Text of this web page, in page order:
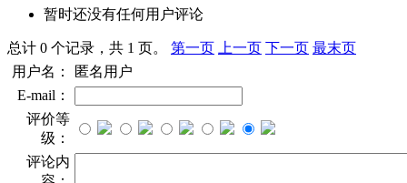
暂时还没有任何用户评论
总计 0 个记录，共 1 页。 第一页 上一页 下一页 最末页
用户名：
匿名用户
E-mail：
评价等
级：
评论内